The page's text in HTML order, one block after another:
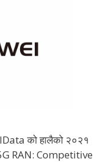
को हालैको २०२१
5G RAN: Competitive